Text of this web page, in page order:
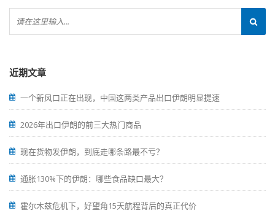
近期文章
一个新风口正在出现，中国这两类产品出口伊朗明显提速
2026年出口伊朗的前三大热门商品
现在货物发伊朗，到底走哪条路最不亏？
通胀130%下的伊朗：哪些食品缺口最大？
霍尔木兹危机下，好望角15天航程背后的真正代价